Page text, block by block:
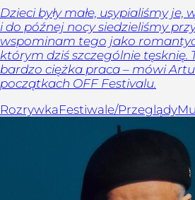
Dzieci były małe, usypialiśmy
i do późnej nocy siedzieliśmy
wspominam tego jako
którym dziś szczególnie tęsknię.
bardzo ciężka praca – mówi
początkach OFF Festivalu.
RozrywkaFestiwale/Przeglądy